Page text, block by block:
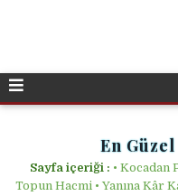
En
Sayfa içeriği : • Kocadan
Topun Hacmi • Yanına Kâr